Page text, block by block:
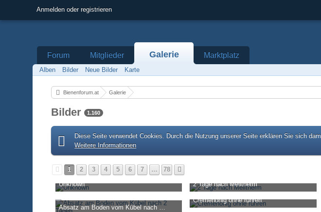
Anmelden oder registrieren
Forum Mitglieder Galerie Marktplatz
Alben Bilder Neue Bilder Karte
Bienenforum.at Galerie
Bilder 1.160
Diese Seite verwendet Cookies. Durch die Nutzung unserer Seite erklären Sie sich
Weitere Informationen
1 2 3 4 5 6 7 … 78
Unknown
Ro-Bee-15. Juni 2026, 15:57
1.833
0 0
2 Tage nach Melitherm
Andreas Jung-3. Juni 2026, 06:41
6.900
0 0
Absatz am Boden vom Kübel nach 2 Tagen
Cremehonig ohne rühren
Andreas Jung-3. Juni 2026, 06:41